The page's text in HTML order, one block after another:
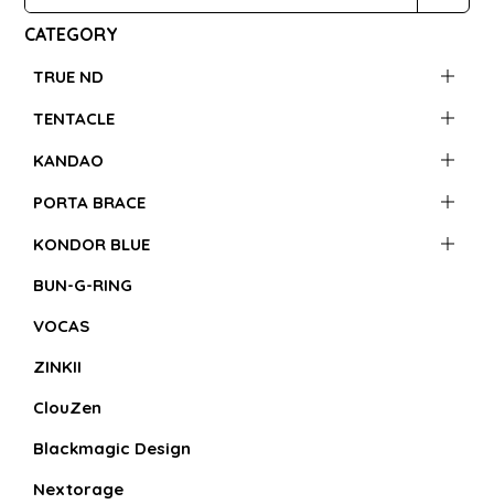
CATEGORY
TRUE ND
TENTACLE
KANDAO
PORTA BRACE
KONDOR BLUE
BUN-G-RING
VOCAS
ZINKII
ClouZen
Blackmagic Design
Nextorage